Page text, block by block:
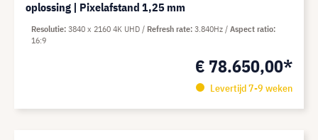
oplossing | Pixelafstand 1,25 mm
€ 78.650,00*
Levertijd 7-9 weken
Resolutie 3840 x 2160 4K UHD Refresh rate 3.840Hz
Aspect ratio
16:9